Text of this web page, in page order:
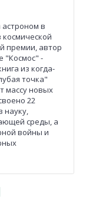
в
премии, автор
"Космос" -
из когда-
точка"
массу новых
22
науку,
среды, а
войны и